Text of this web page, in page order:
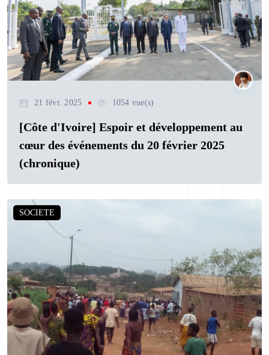
21 févr. 2025 1054 vue(s)
[Côte d'Ivoire] Espoir et développement au
cœur des événements du 20 février 2025
(chronique)
SOCIETE